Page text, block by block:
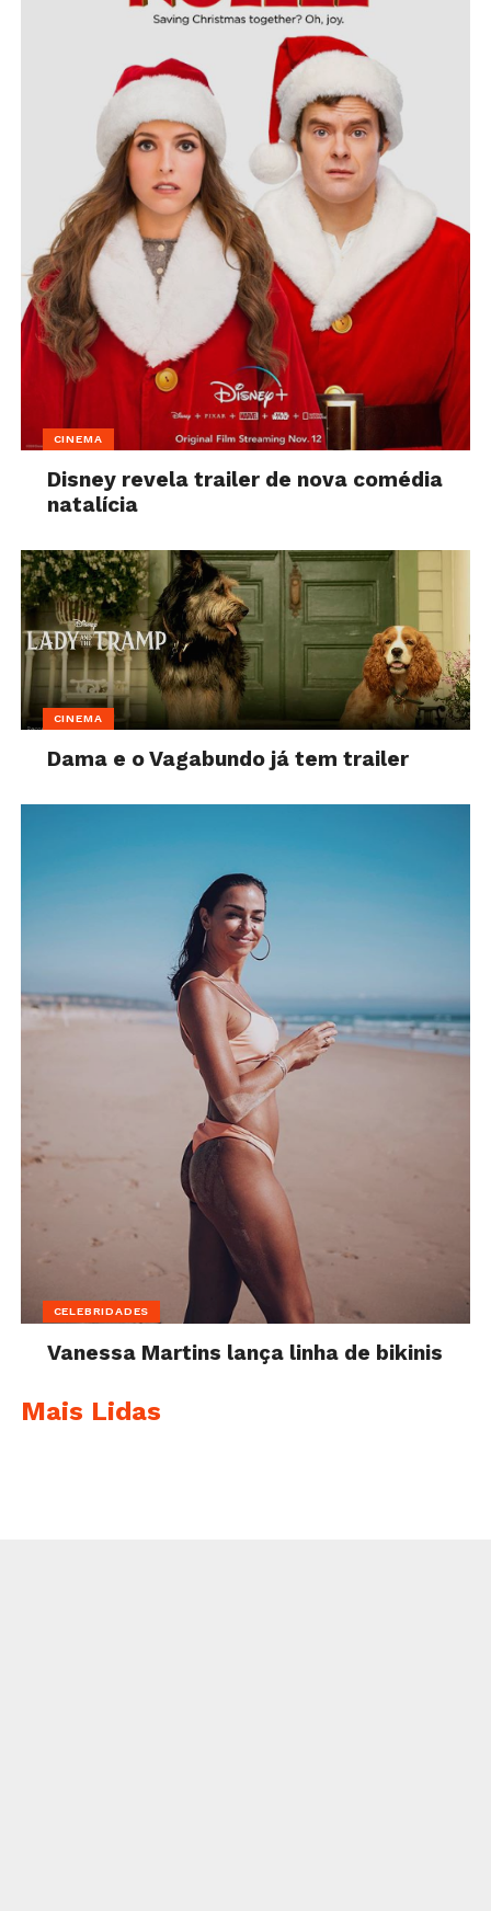
CINEMA
Disney revela trailer de nova comédia
natalícia
CINEMA
Dama e o Vagabundo já tem trailer
CELEBRIDADES
Vanessa Martins lança linha de bikinis
Mais Lidas